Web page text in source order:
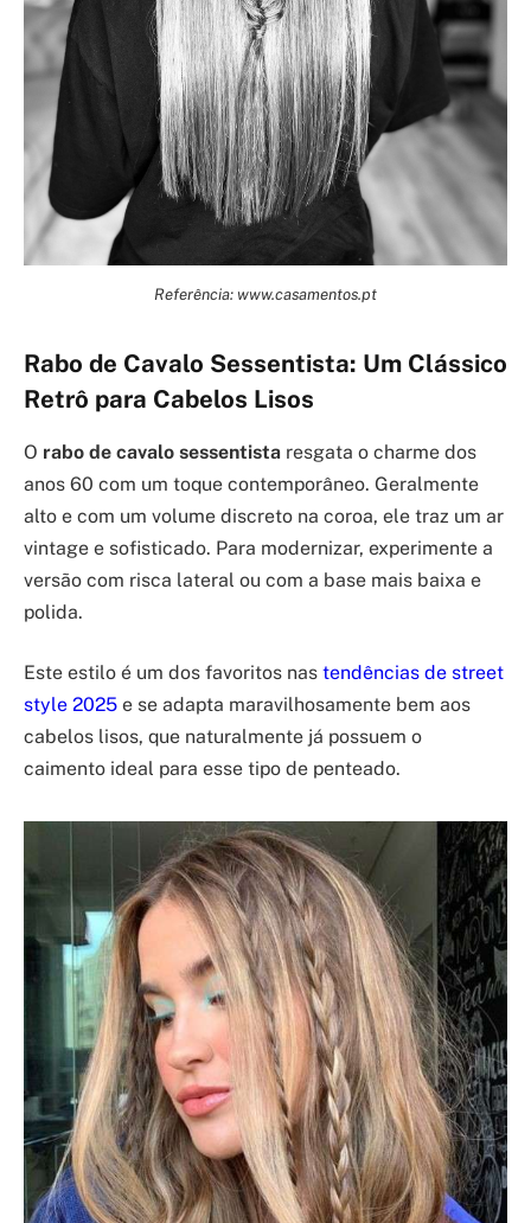
Referência: www.casamentos.pt
Rabo de Cavalo Sessentista: Um Clássico
Retrô para Cabelos Lisos
O rabo de cavalo sessentista resgata o charme dos
anos 60 com um toque contemporâneo. Geralmente
alto e com um volume discreto na coroa, ele traz um ar
vintage e sofisticado. Para modernizar, experimente a
versão com risca lateral ou com a base mais baixa e
polida.
Este estilo é um dos favoritos nas tendências de street
style 2025 e se adapta maravilhosamente bem aos
cabelos lisos, que naturalmente já possuem o
caimento ideal para esse tipo de penteado.